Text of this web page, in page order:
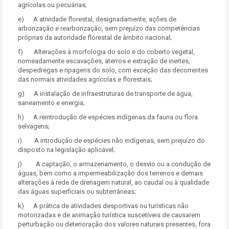
agrícolas ou pecuárias;
e) A atividade florestal, designadamente, ações de
arborização e rearborização, sem prejuízo das competências
próprias da autoridade florestal de âmbito nacional;
f) Alterações à morfologia do solo e do coberto vegetal,
nomeadamente escavações, aterros e extração de inertes,
despedregas e ripagens do solo, com exceção das decorrentes
das normais atividades agrícolas e florestais;
g) A instalação de infraestruturas de transporte de água,
saneamento e energia;
h) A reintrodução de espécies indígenas da fauna ou flora
selvagens;
i) A introdução de espécies não indígenas, sem prejuízo do
disposto na legislação aplicável;
j) A captação, o armazenamento, o desvio ou a condução de
águas, bem como a impermeabilização dos terrenos e demais
alterações à rede de drenagem natural, ao caudal ou à qualidade
das águas superficiais ou subterrâneas;
k) A prática de atividades desportivas ou turísticas não
motorizadas e de animação turística suscetíveis de causarem
perturbação ou deterioração dos valores naturais presentes, fora